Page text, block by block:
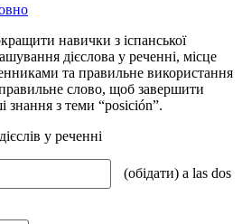
навички з іспанської
дієслова у реченні, місце
та правильне використання
слово, щоб завершити
знання з теми “posición”.
у реченні
(обідати) a las dos